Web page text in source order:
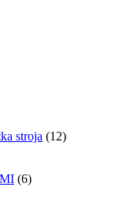
stroja (12)
(6)